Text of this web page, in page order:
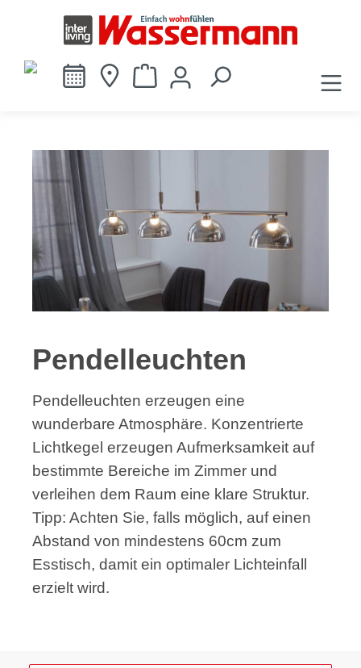
springen
Pendelleuchten
Pendelleuchten erzeugen eine
wunderbare Atmosphäre. Konzentrierte
Lichtkegel erzeugen Aufmerksamkeit auf
bestimmte Bereiche im Zimmer und
verleihen dem Raum eine klare Struktur.
Tipp: Achten Sie, falls möglich, auf einen
Abstand von mindestens 60cm zum
Esstisch, damit ein optimaler Lichteinfall
erzielt wird.